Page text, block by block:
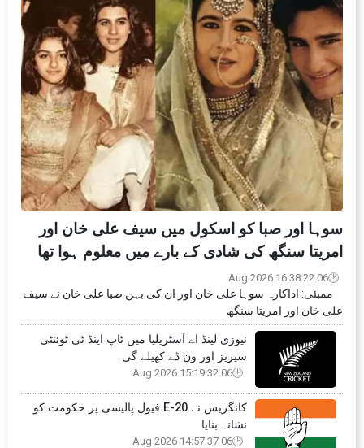
سوہا اور صبا کو اسکول میں سیف علی خان اور
امریتا سنگھ کی شادی کے بارے میں معلوم ہوا تھا
06 Aug 2026 16:38:22
ممبئی: اداکارہ سوہا علی خان اور ان کی بہن صبا علی خان نے سیف
علی خان اور امریتا سنگھ
نیوزی لینڈ اے آسٹریلیا میں ٹاپ اینڈ ٹی ٹوئنٹی
سیریز اور ون ڈے کھیلے گی
06 Aug 2026 15:19:32
کانگریس نے E-20 فیول پالیسی پر حکومت کو
نشانہ بنایا
06 Aug 2026 14:57:37